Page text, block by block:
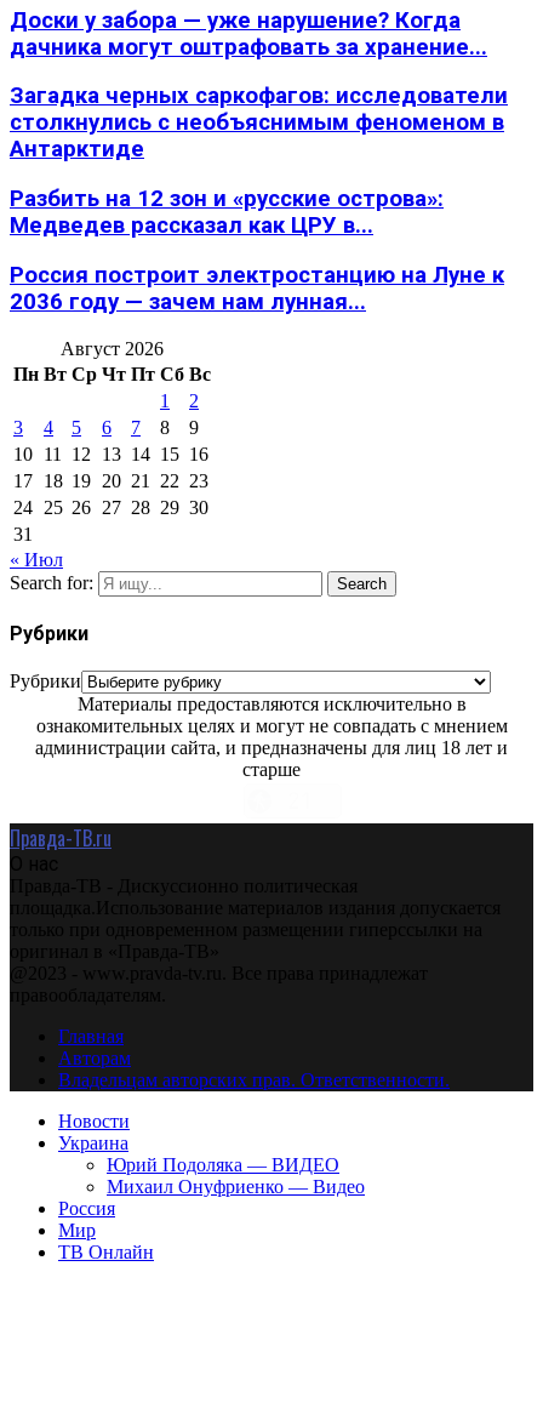
Доски у забора — уже нарушение? Когда
дачника могут оштрафовать за хранение...
Загадка черных саркофагов: исследователи
столкнулись с необъяснимым феноменом в
Антарктиде
Разбить на 12 зон и «русские острова»:
Медведев рассказал как ЦРУ в...
Россия построит электростанцию на Луне к
2036 году — зачем нам лунная...
Август 2026
Пн Вт Ср Чт Пт Сб Вс
1
2
3
4 5 6 7 8
9
10 11 12 13 14 15 16
17 18 19 20 21 22 23
24 25 26 27 28 29 30
31
« Июл
Search for:
Search
Рубрики
Рубрики
Материалы предоставляются исключительно в
ознакомительных целях и могут не совпадать с мнением
администрации сайта, и предназначены для лиц 18 лет и
старше
Правда-ТВ.ru
О нас
Правда-ТВ - Дискуссионно политическая
площадка.Использование материалов издания допускается
только при одновременном размещении гиперссылки на
оригинал в «Правда-ТВ»
@2023 - www.pravda-tv.ru. Все права принадлежат
правообладателям.
Главная
Авторам
Владельцам авторских прав. Ответственности.
Новости
Украина
Юрий Подоляка — ВИДЕО
Михаил Онуфриенко — Видео
Россия
Мир
ТВ Онлайн